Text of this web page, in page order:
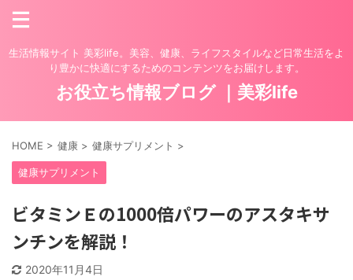
生活情報サイト 美彩life。美容、健康、ライフスタイルなど日常生活をよ
り豊かに快適にするためのコンテンツをお届けします。
お役立ち情報ブログ ｜美彩life
HOME > 健康 > 健康サプリメント >
健康サプリメント
ビタミンＥの1000倍パワーのアスタキサ
ンチンを解説！
2020年11月4日